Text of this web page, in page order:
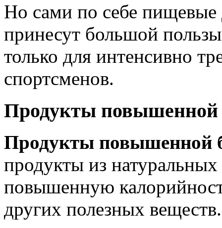
Но сами по себе пищевые
принесут большой
только для интенсивно
спортсменов.
Продукты повышенной
Продукты повышенной
продукты из
повышенную
других полезных веществ.